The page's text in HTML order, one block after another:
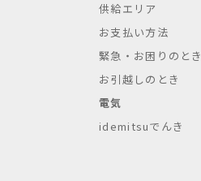
供給エリア
お支払い方法
緊急・お困りのとき
お引越しのとき
電気
idemitsuでんき